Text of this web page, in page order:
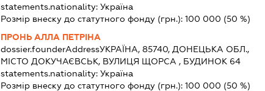
statements.nationality: Україна
Розмір внеску до статутного фонду (грн.): 100 000 (50 %)
ПРОНЬ АЛЛА ПЕТРІНА
dossier.founderAddressУКРАЇНА, 85740, ДОНЕЦЬКА ОБЛ.,
МІСТО ДОКУЧАЄВСЬК, ВУЛИЦЯ ЩОРСА , БУДИНОК 64
statements.nationality: Україна
Розмір внеску до статутного фонду (грн.): 100 000 (50 %)